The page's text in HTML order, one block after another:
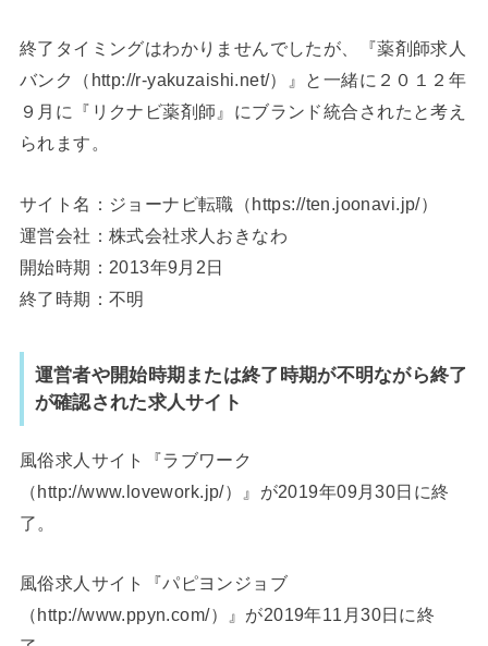
終了タイミングはわかりませんでしたが、『薬剤師求人
バンク（http://r-yakuzaishi.net/）』と一緒に２０１２年
９月に『リクナビ薬剤師』にブランド統合されたと考え
られます。
サイト名：ジョーナビ転職（https://ten.joonavi.jp/）
運営会社：株式会社求人おきなわ
開始時期：2013年9月2日
終了時期：不明
運営者や開始時期または終了時期が不明ながら終了
が確認された求人サイト
風俗求人サイト『ラブワーク
（http://www.lovework.jp/）』が2019年09月30日に終
了。
風俗求人サイト『パピヨンジョブ
（http://www.ppyn.com/）』が2019年11月30日に終